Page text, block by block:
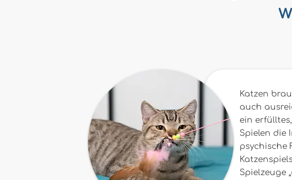
Katzen
auch
ein
Spielen die
psychische
Spielzeuge